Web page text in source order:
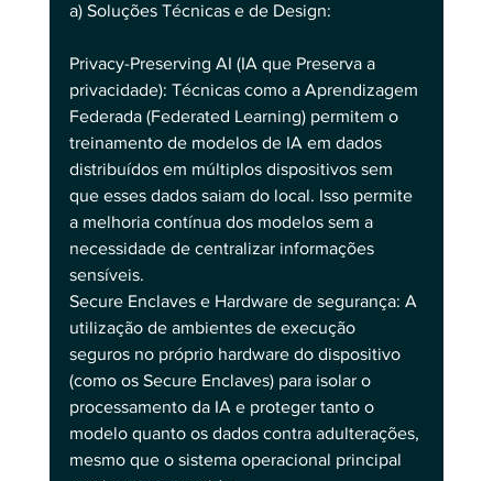
a) Soluções Técnicas e de Design:
Privacy-Preserving AI (IA que Preserva a
privacidade): Técnicas como a Aprendizagem
Federada (Federated Learning) permitem o
treinamento de modelos de IA em dados
distribuídos em múltiplos dispositivos sem
que esses dados saiam do local. Isso permite
a melhoria contínua dos modelos sem a
necessidade de centralizar informações
sensíveis.
Secure Enclaves e Hardware de segurança: A
utilização de ambientes de execução
seguros no próprio hardware do dispositivo
(como os Secure Enclaves) para isolar o
processamento da IA e proteger tanto o
modelo quanto os dados contra adulterações,
mesmo que o sistema operacional principal